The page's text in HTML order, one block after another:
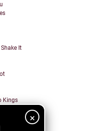
×
It
Kings